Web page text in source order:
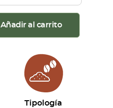
Añadir al carrito
Tipología